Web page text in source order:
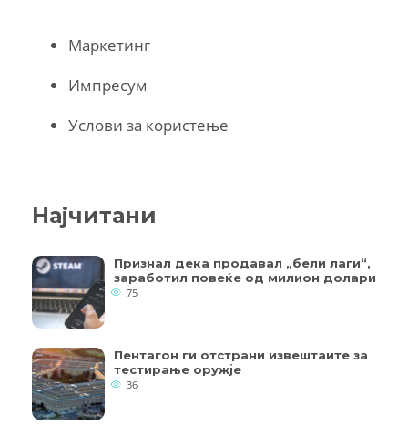
Маркетинг
Импресум
Услови за користење
Најчитани
Признал дека продавал „бели лаги“,
заработил повеќе од милион долари
75
Пентагон ги отстрани извештаите за
тестирање оружје
36